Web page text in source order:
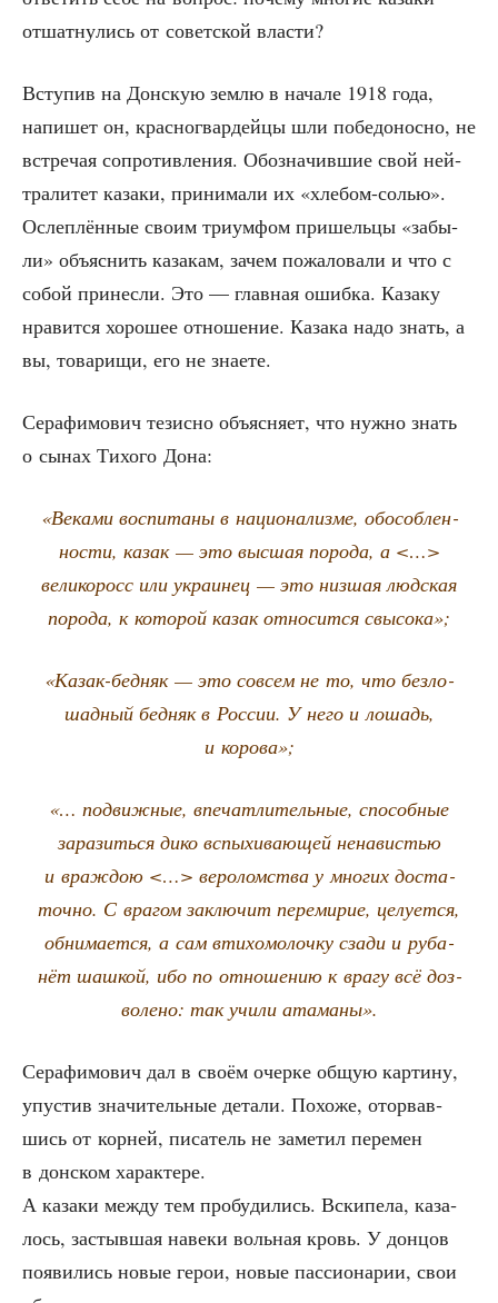
отшат­ну­лись от совет­ской власти?
Всту­пив на Дон­скую зем­лю в нача­ле 1918 года,
напи­шет он, крас­но­гвар­дей­цы шли побе­до­нос­но, не
встре­чая сопро­тив­ле­ния. Обо­зна­чив­шие свой ней­
тра­ли­тет каза­ки, при­ни­ма­ли их «хле­бом-солью».
Ослеп­лён­ные сво­им три­ум­фом при­шель­цы «забы­
ли» объ­яс­нить каза­кам, зачем пожа­ло­ва­ли и что с
собой при­нес­ли. Это — глав­ная ошиб­ка. Каза­ку
нра­вит­ся хоро­шее отно­ше­ние. Каза­ка надо знать, а
вы, това­ри­щи, его не знаете.
Сера­фи­мо­вич тезис­но объ­яс­ня­ет, что нуж­но знать
о сынах Тихо­го Дона:
«Века­ми вос­пи­та­ны в наци­о­на­лиз­ме, обособ­лен­
но­сти, казак — это выс­шая поро­да, а <…>
вели­ко­росс или укра­и­нец — это низ­шая люд­ская
поро­да, к кото­рой казак отно­сит­ся свысока»;
«Казак-бед­няк — это совсем не то, что без­ло­
шад­ный бед­няк в Рос­сии. У него и лошадь,
и корова»;
«… подвиж­ные, впе­чат­ли­тель­ные, спо­соб­ные
зара­зить­ся дико вспы­хи­ва­ю­щей нена­ви­стью
и враж­дою <…> веро­лом­ства у мно­гих доста­
точ­но. С вра­гом заклю­чит пере­ми­рие, целу­ет­ся,
обни­ма­ет­ся, а сам вти­хо­мо­лоч­ку сза­ди и руба­
нёт шаш­кой, ибо по отно­ше­нию к вра­гу всё доз­
во­ле­но: так учи­ли атаманы».
Сера­фи­мо­вич дал в сво­ём очер­ке общую кар­ти­ну,
упу­стив зна­чи­тель­ные дета­ли. Похо­же, ото­рвав­
шись от кор­ней, писа­тель не заме­тил пере­мен
в дон­ском характере.
А каза­ки меж­ду тем про­бу­ди­лись. Вски­пе­ла, каза­
лось, застыв­шая наве­ки воль­ная кровь. У дон­цов
появи­лись новые герои, новые пас­си­о­на­рии, свои